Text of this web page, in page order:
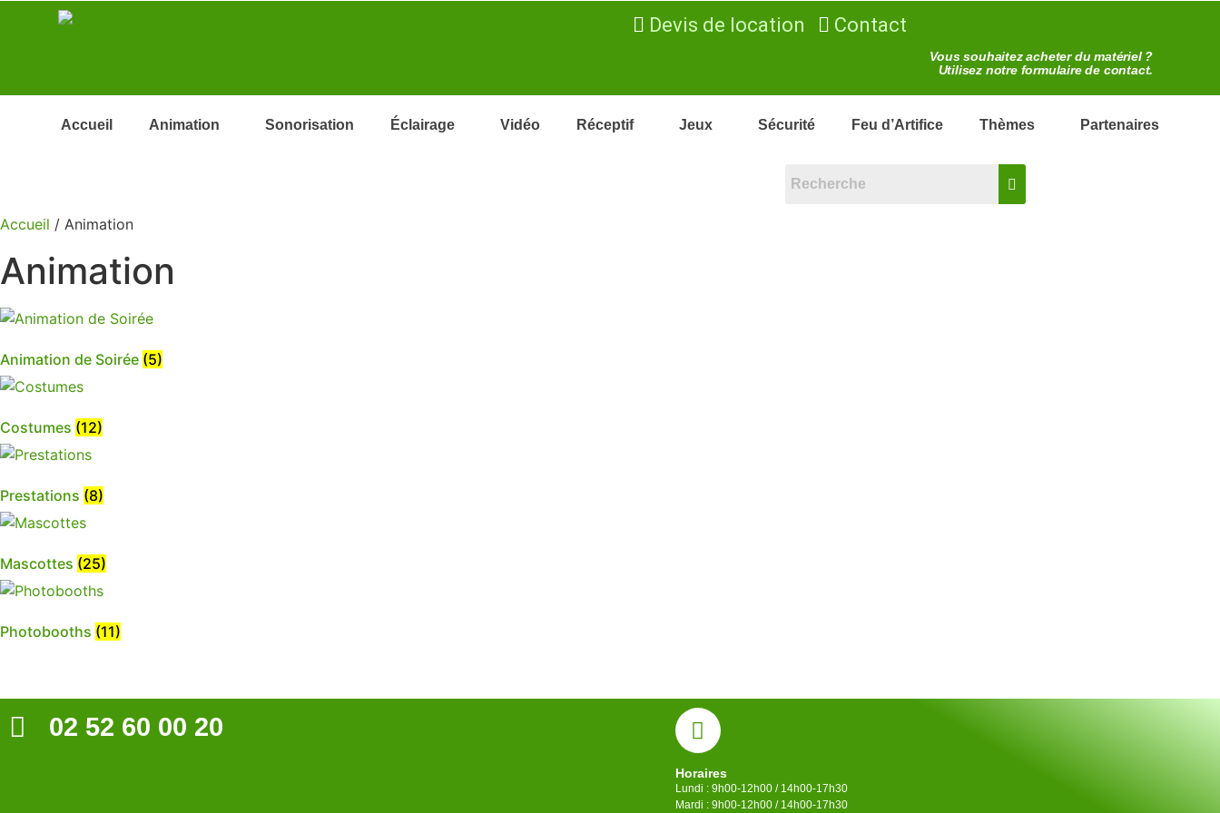
Devis de location Contact
Vous souhaitez acheter du matériel ?
Utilisez notre formulaire de contact.
Accueil Animation Sonorisation Éclairage Vidéo Réceptif Jeux Sécurité Feu d’Artifice Thèmes Partenaires
Accueil / Animation
Animation
Animation de Soirée (5)
Costumes (12)
Prestations (8)
Mascottes (25)
Photobooths (11)
02 52 60 00 20
Horaires
Lundi : 9h00-12h00 / 14h00-17h30
Mardi : 9h00-12h00 / 14h00-17h30